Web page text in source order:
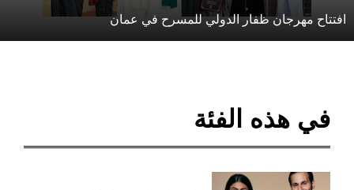
مهرجان ظفار الدولي للمسرح في عمان
في هذه الفئة